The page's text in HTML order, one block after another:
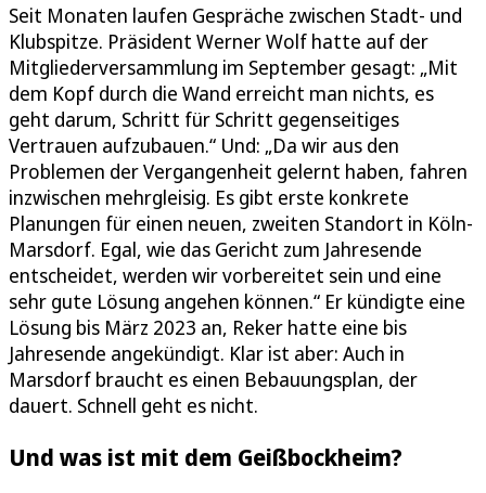
Seit Monaten laufen Gespräche zwischen Stadt- und
Klubspitze. Präsident Werner Wolf hatte auf der
Mitgliederversammlung im September gesagt: „Mit
dem Kopf durch die Wand erreicht man nichts, es
geht darum, Schritt für Schritt gegenseitiges
Vertrauen aufzubauen.“ Und: „Da wir aus den
Problemen der Vergangenheit gelernt haben, fahren
inzwischen mehrgleisig. Es gibt erste konkrete
Planungen für einen neuen, zweiten Standort in Köln-
Marsdorf. Egal, wie das Gericht zum Jahresende
entscheidet, werden wir vorbereitet sein und eine
sehr gute Lösung angehen können.“ Er kündigte eine
Lösung bis März 2023 an, Reker hatte eine bis
Jahresende angekündigt. Klar ist aber: Auch in
Marsdorf braucht es einen Bebauungsplan, der
dauert. Schnell geht es nicht.
Und was ist mit dem Geißbockheim?